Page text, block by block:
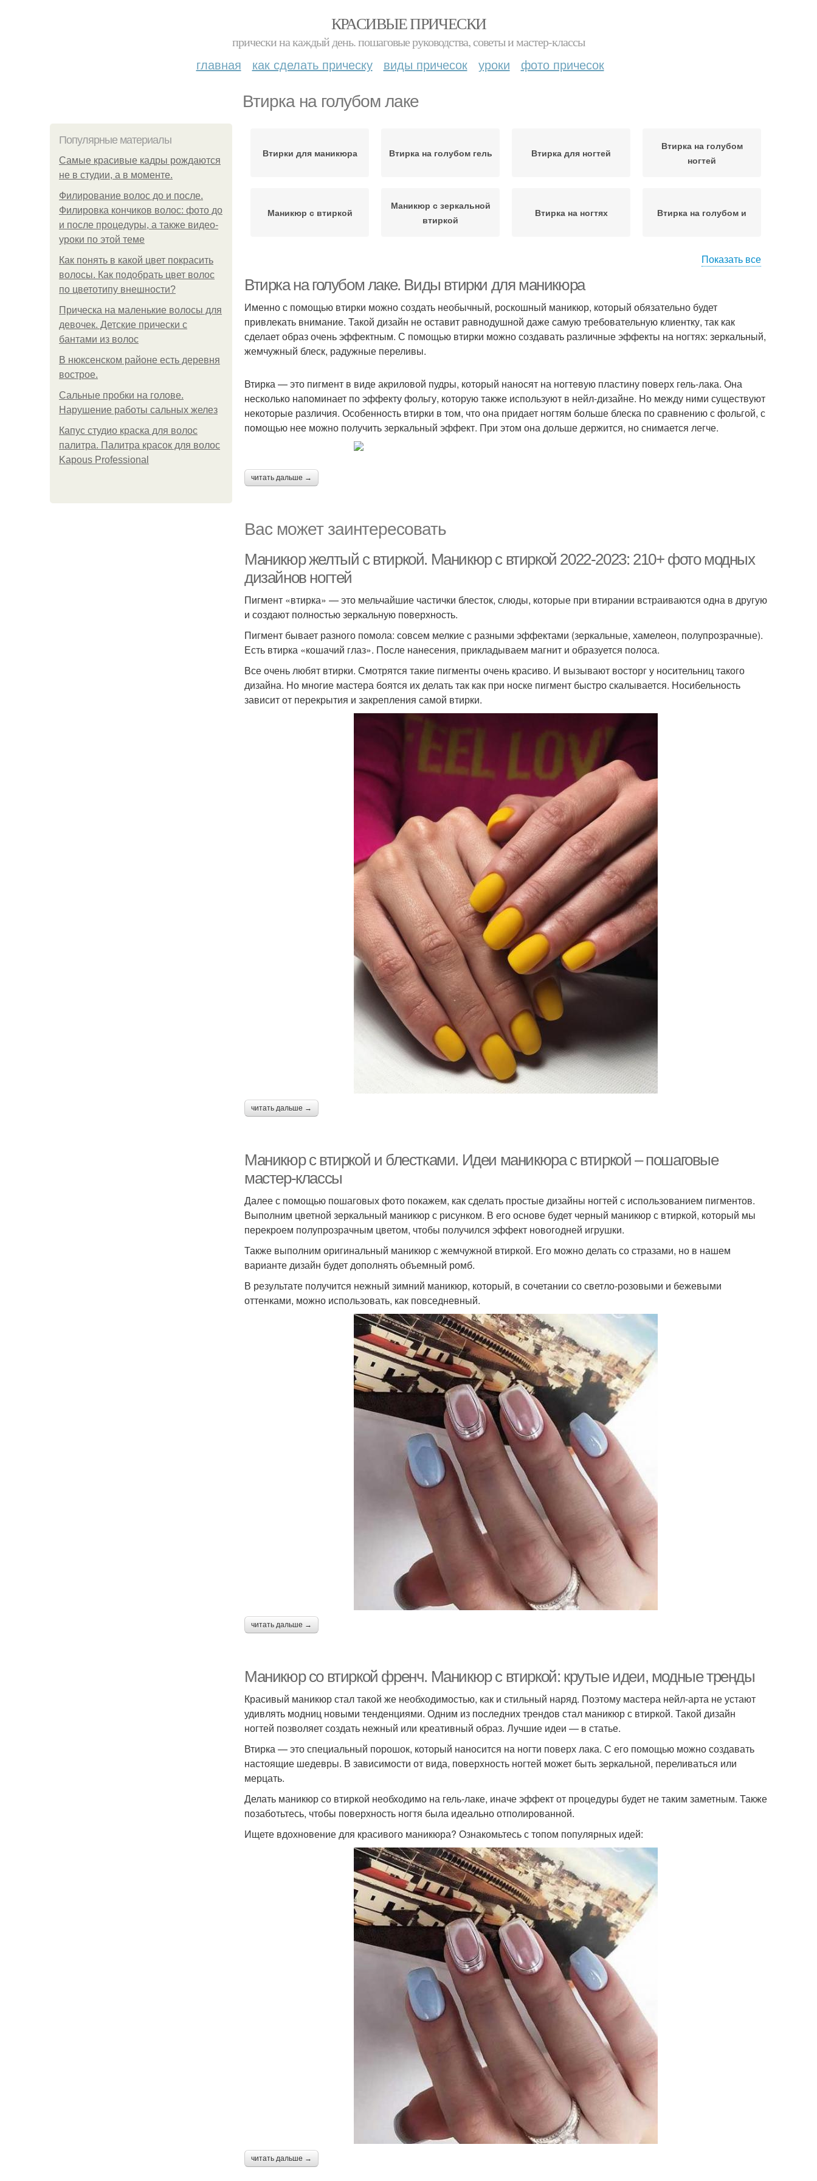
КРАСИВЫЕ ПРИЧЕСКИ
прически на каждый день. пошаговые руководства, советы и мастер-классы
главная как сделать прическу виды причесок уроки фото причесок
Втирка на голубом лаке
Популярные материалы
Самые красивые кадры рождаются
не в студии, а в моменте.
Филирование волос до и после.
Филировка кончиков волос: фото до
и после процедуры, а также видео-
уроки по этой теме
Как понять в какой цвет покрасить
волосы. Как подобрать цвет волос
по цветотипу внешности?
Прическа на маленькие волосы для
девочек. Детские прически с
бантами из волос
В нюксенском районе есть деревня
вострое.
Сальные пробки на голове.
Нарушение работы сальных желез
Капус студио краска для волос
палитра. Палитра красок для волос
Kapous Professional
Втирки для маникюра Втирка на голубом гель Втирка для ногтей
Втирка на голубом
ногтей
Маникюр с втиркой
Маникюр с зеркальной
втиркой
Втирка на ногтях Втирка на голубом и
втиркой
Показать все
Втирка на голубом лаке. Виды втирки для маникюра
Именно с помощью втирки можно создать необычный, роскошный маникюр, который обязательно будет
привлекать внимание. Такой дизайн не оставит равнодушной даже самую требовательную клиентку, так как
сделает образ очень эффектным. С помощью втирки можно создавать различные эффекты на ногтях: зеркальный,
жемчужный блеск, радужные переливы.
Втирка — это пигмент в виде акриловой пудры, который наносят на ногтевую пластину поверх гель-лака. Она
несколько напоминает по эффекту фольгу, которую также используют в нейл-дизайне. Но между ними существуют
некоторые различия. Особенность втирки в том, что она придает ногтям больше блеска по сравнению с фольгой, с
помощью нее можно получить зеркальный эффект. При этом она дольше держится, но снимается легче.
читать дальше →
Вас может заинтересовать
Маникюр желтый с втиркой. Маникюр с втиркой 2022-2023: 210+ фото модных
дизайнов ногтей
Пигмент «втирка» — это мельчайшие частички блесток, слюды, которые при втирании встраиваются одна в другую
и создают полностью зеркальную поверхность.
Пигмент бывает разного помола: совсем мелкие с разными эффектами (зеркальные, хамелеон, полупрозрачные).
Есть втирка «кошачий глаз». После нанесения, прикладываем магнит и образуется полоса.
Все очень любят втирки. Смотрятся такие пигменты очень красиво. И вызывают восторг у носительниц такого
дизайна. Но многие мастера боятся их делать так как при носке пигмент быстро скалывается. Носибельность
зависит от перекрытия и закрепления самой втирки.
читать дальше →
Маникюр с втиркой и блестками. Идеи маникюра с втиркой – пошаговые
мастер-классы
Далее с помощью пошаговых фото покажем, как сделать простые дизайны ногтей с использованием пигментов.
Выполним цветной зеркальный маникюр с рисунком. В его основе будет черный маникюр с втиркой, который мы
перекроем полупрозрачным цветом, чтобы получился эффект новогодней игрушки.
Также выполним оригинальный маникюр с жемчужной втиркой. Его можно делать со стразами, но в нашем
варианте дизайн будет дополнять объемный ромб.
В результате получится нежный зимний маникюр, который, в сочетании со светло-розовыми и бежевыми
оттенками, можно использовать, как повседневный.
читать дальше →
Маникюр со втиркой френч. Маникюр с втиркой: крутые идеи, модные тренды
Красивый маникюр стал такой же необходимостью, как и стильный наряд. Поэтому мастера нейл-арта не устают
удивлять модниц новыми тенденциями. Одним из последних трендов стал маникюр с втиркой. Такой дизайн
ногтей позволяет создать нежный или креативный образ. Лучшие идеи — в статье.
Втирка — это специальный порошок, который наносится на ногти поверх лака. С его помощью можно создавать
настоящие шедевры. В зависимости от вида, поверхность ногтей может быть зеркальной, переливаться или
мерцать.
Делать маникюр со втиркой необходимо на гель-лаке, иначе эффект от процедуры будет не таким заметным. Также
позаботьтесь, чтобы поверхность ногтя была идеально отполированной.
Ищете вдохновение для красивого маникюра? Ознакомьтесь с топом популярных идей:
читать дальше →